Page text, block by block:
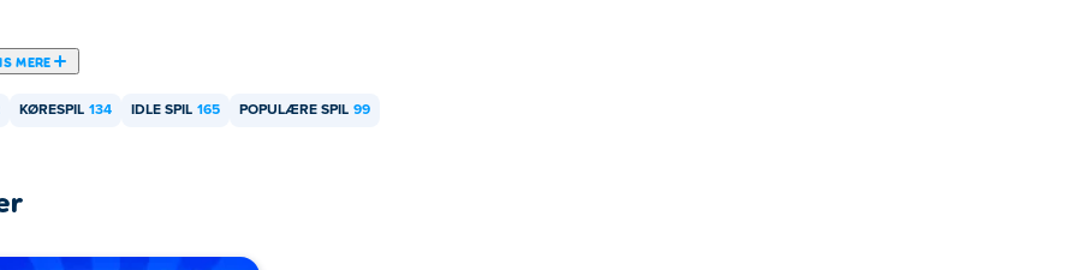
MERE
KØRESPIL 134 IDLE SPIL 165 POPULÆRE SPIL 99